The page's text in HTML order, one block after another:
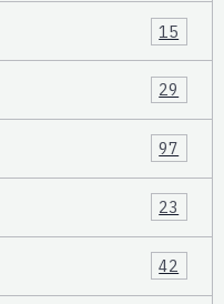
15
29
97
23
42